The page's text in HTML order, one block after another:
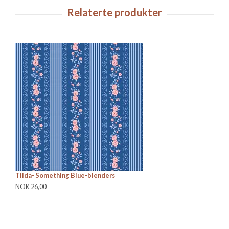
Tilda- Something Blue-blenders
NOK 26,00